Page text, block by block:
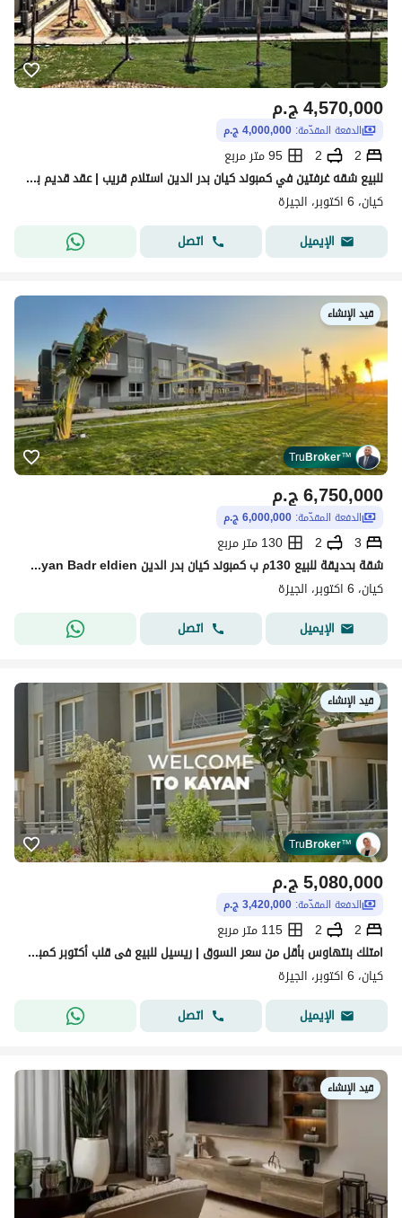
ج.م4,570,000
الدفعة المقدّمة: 4,000,000 ج.م
2
2
95 متر مربع
للبيع شقه غرفتين في كمبوند كيان بدر الدين استلام قريب | عقد قديم بأقل توتال ومقدم 4 مليون
كيان، 6 اكتوبر، الجيزة
الإيميل
اتصل
قيد الإنشاء
TruBroker™
ج.م6,750,000
الدفعة المقدّمة: 6,000,000 ج.م
3
2
130 متر مربع
شقة بحديقة للبيع 130م ب كمبوند كيان بدر الدين Kayan Badr eldien ب اكتوبر بجوار جراند هايتس و ماونتن فيو اي سيتي و اكتوبر بلازا و جنة اكتوبر و جرين 5
كيان، 6 اكتوبر، الجيزة
الإيميل
اتصل
قيد الإنشاء
TruBroker™
ج.م5,080,000
الدفعة المقدّمة: 3,420,000 ج.م
2
2
115 متر مربع
امتلك بنتهاوس بأقل من سعر السوق | ريسيل للبيع فى قلب أكتوبر كمبوند كيان Kayan | بسعر قابل للتفاوض
كيان، 6 اكتوبر، الجيزة
الإيميل
اتصل
قيد الإنشاء